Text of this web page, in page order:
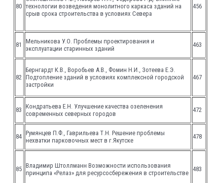
80 технологии возведения монолитного каркаса зданий на
срыв срока строительства в условиях Севера
456
81
Мельникова У.О. Проблемы проектирования и
эксплуатации старинных зданий
463
82
Бернгардт К.В., Воробьев А.В., Фомин Н.И., Зотеева Е.Э.
Подтопление зданий в условиях комплексной городской
застройки
467
83
Кондратьева Е.Н. Улучшение качества озеленения
современных северных городов
472
84 Румянцев П.Ф., Гаврильева Т.Н. Решение проблемы
нехватки парковочных мест в г.Якутске
478
85 Владимир Штоллманн Возможности использования
принципа «Релаз» для ресурсосбережения в строительстве
483